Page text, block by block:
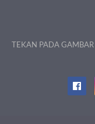
TEKAN PADA